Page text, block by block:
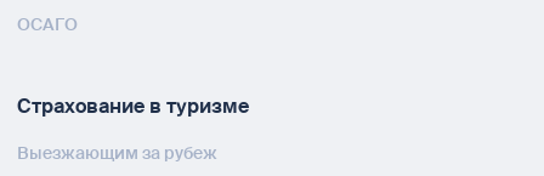
ОСАГО
Страхование в туризме
Выезжающим за рубеж